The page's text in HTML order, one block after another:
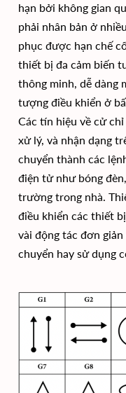
hạn bởi không gian
phải nhân bản ở
phục được hạn chế
thiết bị đa cảm biến
thông minh, dễ dàng
tượng điều khiển ở
Các tín hiệu về cử
xử lý, và nhận dạng
chuyển thành các
điện tử như bóng
trường trong nhà.
điều khiển các thiết
vài động tác đơn
chuyển hay sử dụng